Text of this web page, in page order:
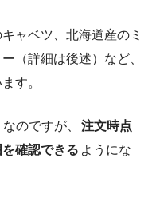
ャベツ、北海道産のミ
（詳細は後述）など、
す。
のですが、
注文時点
確認できる ようにな